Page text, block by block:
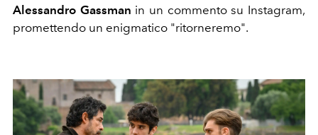
Alessandro Gassman in un commento su Instagram,
promettendo un enigmatico "ritorneremo".